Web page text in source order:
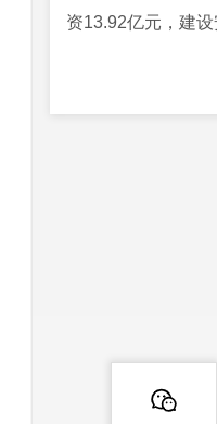
资13.92亿元，建